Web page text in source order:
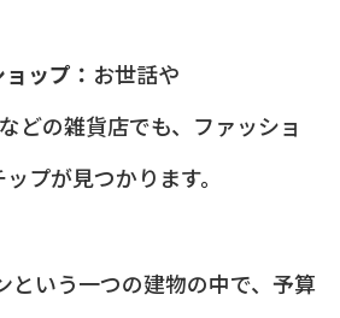
ップ： お世話や
などの雑貨店でも、ファッショ
プが見つかります。
という一つの建物の中で、予算